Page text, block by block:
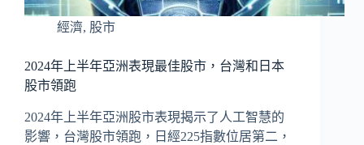
經濟, 股市
2024年上半年亞洲表現最佳股市，台灣和日本
股市領跑
2024年上半年亞洲股市表現揭示了人工智慧的
影響，台灣股市領跑，日經225指數位居第二，